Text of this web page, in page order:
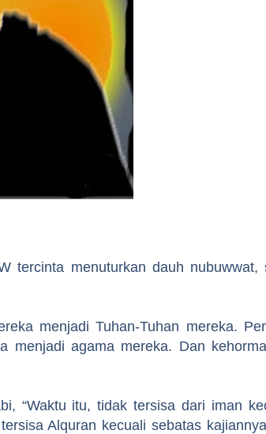
tercinta menuturkan dauh nubuwwat,
menjadi Tuhan-Tuhan mereka.
menjadi agama mereka. Dan
“Waktu itu, tidak tersisa dari iman
Alquran kecuali sebatas